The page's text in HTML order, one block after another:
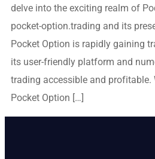
delve into the exciting realm of
pocket-option.trading and its
Pocket Option is rapidly gaining
its user-friendly platform and
trading accessible and profitable.
Pocket Option […]